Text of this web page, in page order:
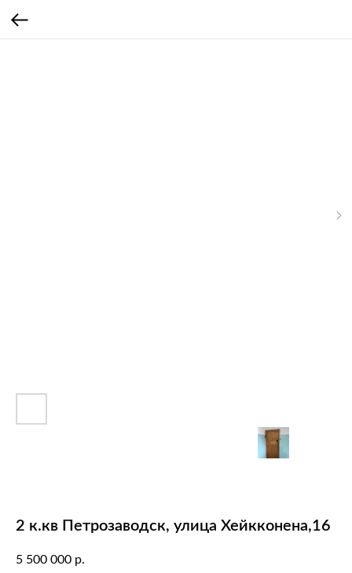
2 к.кв Петрозаводск, улица Хейкконена,16
5 500 000 р.